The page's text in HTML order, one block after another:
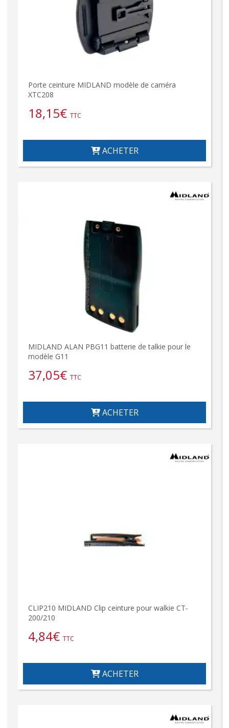
Porte ceinture MIDLAND modèle de caméra
XTC208
18,15€ TTC
ACHETER
MIDLAND ALAN PBG11 batterie de talkie pour le
modèle G11
37,05€ TTC
ACHETER
CLIP210 MIDLAND Clip ceinture pour walkie CT-
200/210
4,84€ TTC
ACHETER